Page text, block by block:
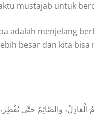
mustajab untuk
adalah menjelang
besar dan kita bisa
الْعَادِلُ، وَالصَّائِمُ حَتَّى